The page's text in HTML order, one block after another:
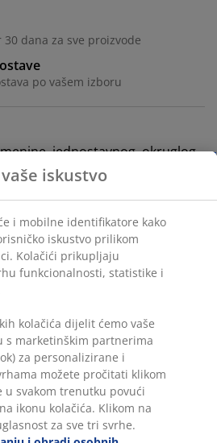
dana za sve proizvode
po vašem izboru
jednostavnog, okruglog
veličina idealna je za
a tanjur je periv u perilici
čišćenje. Ø27xV2 cm
iskustvo
i mobilne identifikatore kako
iskustvo prilikom posjeta
prikupljaju informacije o vama
i relevantnog
kolačića dijelit ćemo vaše
marketinškim partnerima (npr.
personalizirane i statične oglase.
klikom na opciju